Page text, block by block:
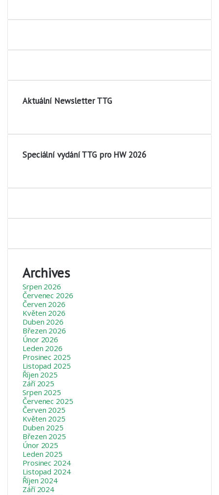
Aktuální Newsletter TTG
Speciální vydání TTG pro HW 2026
Archives
Srpen 2026
Červenec 2026
Červen 2026
Květen 2026
Duben 2026
Březen 2026
Únor 2026
Leden 2026
Prosinec 2025
Listopad 2025
Říjen 2025
Září 2025
Srpen 2025
Červenec 2025
Červen 2025
Květen 2025
Duben 2025
Březen 2025
Únor 2025
Leden 2025
Prosinec 2024
Listopad 2024
Říjen 2024
Září 2024